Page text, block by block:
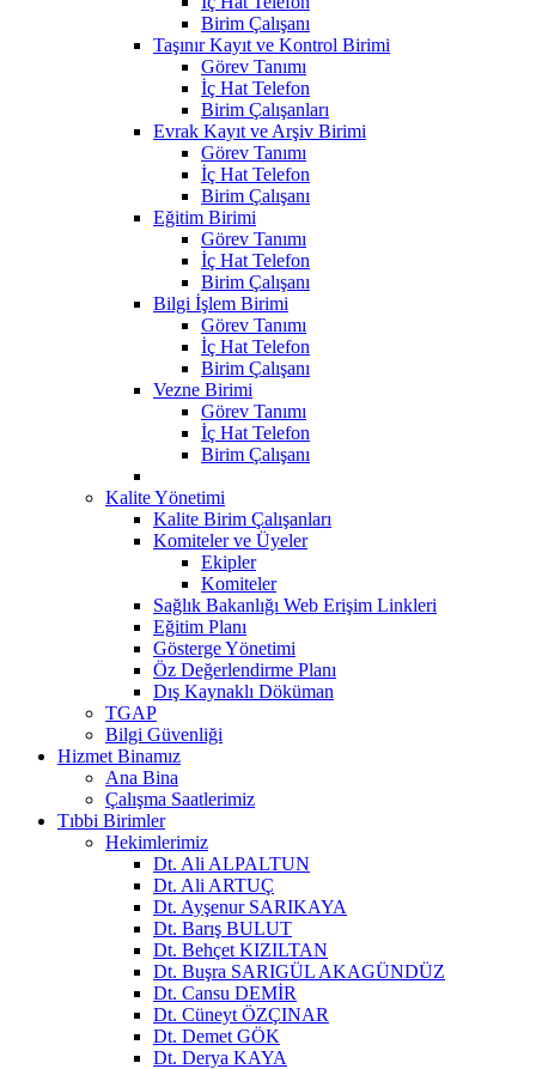
Birim Çalışanı
Taşınır Kayıt ve Kontrol Birimi
Görev Tanımı
İç Hat Telefon
Birim Çalışanları
Evrak Kayıt ve Arşiv Birimi
Görev Tanımı
İç Hat Telefon
Birim Çalışanı
Eğitim Birimi
Görev Tanımı
İç Hat Telefon
Birim Çalışanı
Bilgi İşlem Birimi
Görev Tanımı
İç Hat Telefon
Birim Çalışanı
Vezne Birimi
Görev Tanımı
İç Hat Telefon
Birim Çalışanı
Kalite Yönetimi
Kalite Birim Çalışanları
Komiteler ve Üyeler
Ekipler
Komiteler
Sağlık Bakanlığı Web Erişim Linkleri
Eğitim Planı
Gösterge Yönetimi
Öz Değerlendirme Planı
Dış Kaynaklı Döküman
TGAP
Bilgi Güvenliği
Hizmet Binamız
Ana Bina
Çalışma Saatlerimiz
Tıbbi Birimler
Hekimlerimiz
Dt. Ali ALPALTUN
Dt. Ali ARTUÇ
Dt. Ayşenur SARIKAYA
Dt. Barış BULUT
Dt. Behçet KIZILTAN
Dt. Buşra SARIGÜL AKAGÜNDÜZ
Dt. Cansu DEMİR
Dt. Cüneyt ÖZÇINAR
Dt. Demet GÖK
Dt. Derya KAYA